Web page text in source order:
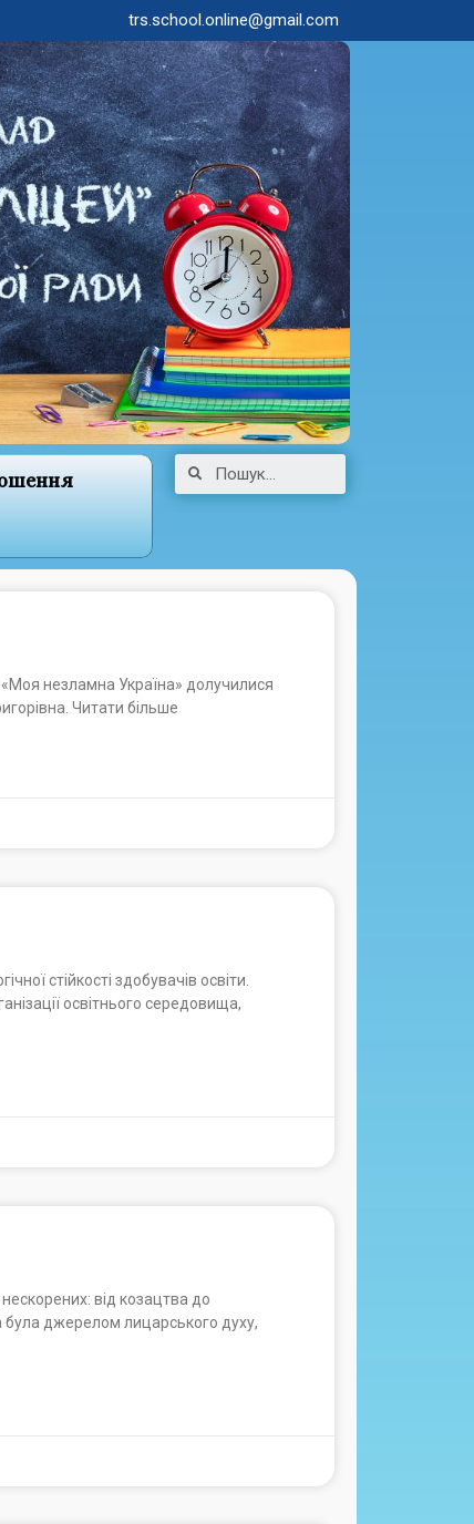
trs.school.online@gmail.com
незламна Україна» долучилися
Читати більше
стійкості здобувачів освіти.
освітнього середовища,
від козацтва до
була джерелом лицарського духу,